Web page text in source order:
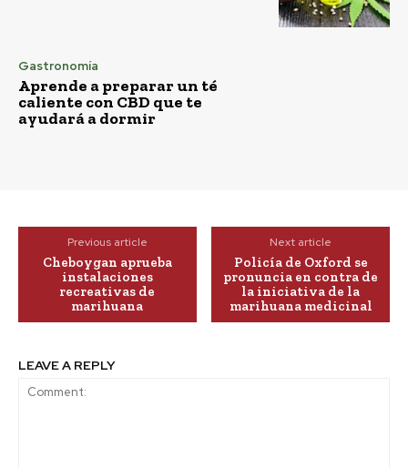
Gastronomía
Aprende a preparar un té
caliente con CBD que te
ayudará a dormir
Previous article
Cheboygan aprueba
instalaciones
recreativas de
marihuana
Next article
Policía de Oxford se
pronuncia en contra de
la iniciativa de la
marihuana medicinal
LEAVE A REPLY